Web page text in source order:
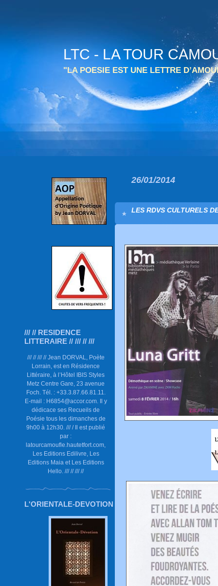
LTC - LA TOUR
"LA POESIE EST UNE LETTRE
/// // RESIDENCE
LITTERAIRE // /// // ///
/// // /// // Jean DORVAL, Poète
Lorrain, est en Résidence
Littéraire, à l’Hôtel IBIS Styles
Metz Centre Gare, 23 avenue
Foch. Tél. : +33.3.87.66.81.11.
E-mail : H6854@accor.com. Il y
dédicace ses Recueils de
Poésie tous les dimanches de
9h00 à 12h30. /// / Il est publié
par :
latourcamoufle.hautetfort.com,
Les Editions Edilivre, Les
Editions Maia et Les Editions
Hello. /// // /// //
L'ORIENTALE-DEVOTION
26/01/2014
LES RDVS CULTURELS